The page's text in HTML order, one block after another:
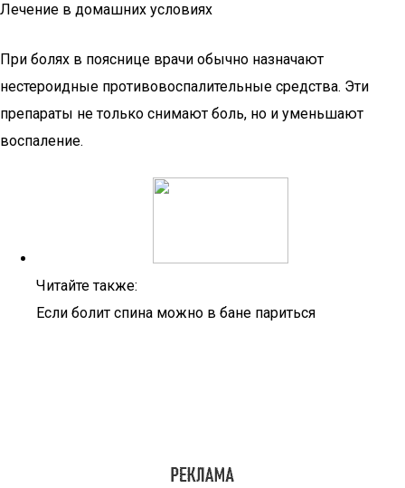
Лечение в домашних условиях
При болях в пояснице врачи обычно назначают
нестероидные противовоспалительные средства. Эти
препараты не только снимают боль, но и уменьшают
воспаление.
Читайте также:
Если болит спина можно в бане париться